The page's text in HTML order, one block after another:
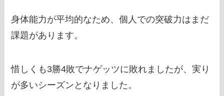
身体能力が平均的なため、個人での突破力はまだ
課題があります。
惜しくも3勝4敗でナゲッツに敗れましたが、実り
が多いシーズンとなりました。